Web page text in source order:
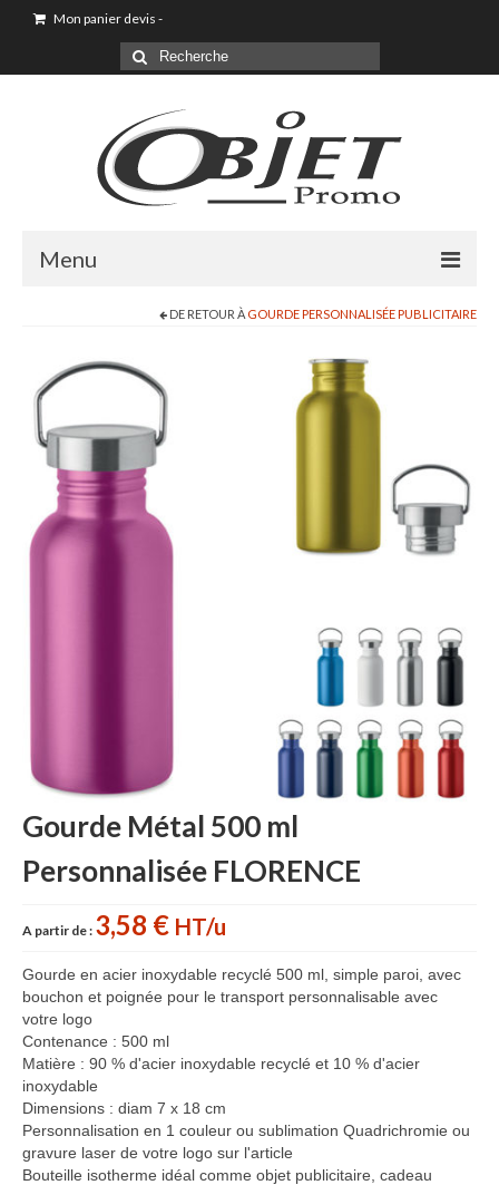
Mon panier devis -
Menu
Goodies & Objet Publicitaire
T-shirt Personnalisé
Goodies été loisirs vacances
Accessoires cuisine personnalisés
Gant de cuisine personnalisé
Accessoires Téléphone
Accessoires supporters
Batterie Externe Power bank
Bonnet & Gants
Casquette publicitaire
Carnet personnalisé Notes
Repositionnable
Notes repositionnables
Bloc–notes Personnalisé
DE RETOUR À GOURDE PERSONNALISÉE PUBLICITAIRE
Gourde Métal 500 ml
Personnalisée FLORENCE
A partir de : 3,58 € HT/u
Gourde en acier inoxydable recyclé 500 ml, simple paroi, avec
bouchon et poignée pour le transport personnalisable avec
votre logo
Contenance : 500 ml
Matière : 90 % d'acier inoxydable recyclé et 10 % d'acier
inoxydable
Dimensions : diam 7 x 18 cm
Personnalisation en 1 couleur ou sublimation Quadrichromie ou
gravure laser de votre logo sur l'article
Bouteille isotherme idéal comme objet publicitaire, cadeau